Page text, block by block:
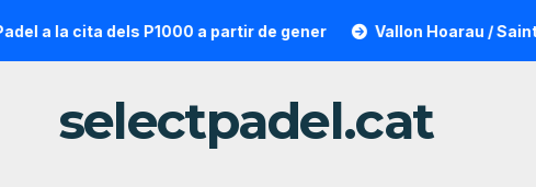
dels P1000 a partir de gener Vallon Hoarau / Saintot: la
selectpadel.cat